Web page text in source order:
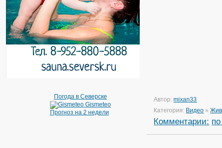
Погода в Северске
Gismeteo
Прогноз на 2 недели
Автор:mixan33
Категория: Видео »
Комментарии: